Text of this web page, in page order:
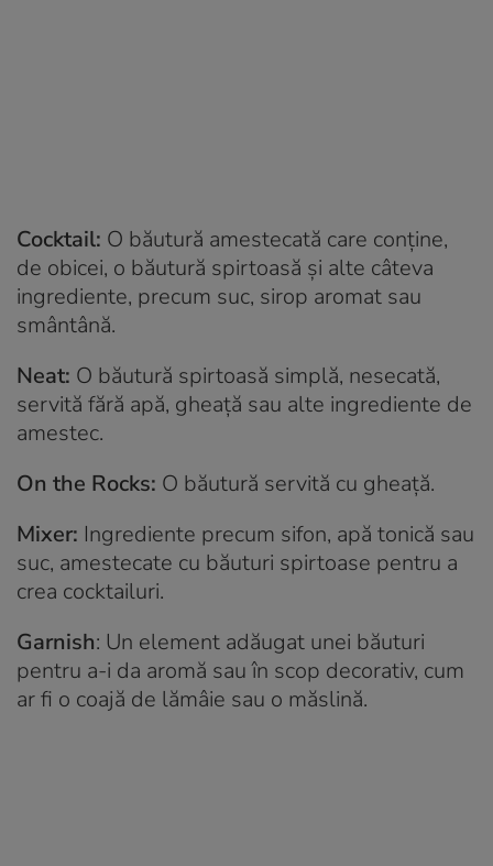
Cocktail: O băutură amestecată care conține,
de obicei, o băutură spirtoasă și alte câteva
ingrediente, precum suc, sirop aromat sau
smântână.
Neat: O băutură spirtoasă simplă, nesecată,
servită fără apă, gheață sau alte ingrediente de
amestec.
On the Rocks: O băutură servită cu gheață.
Mixer: Ingrediente precum sifon, apă tonică sau
suc, amestecate cu băuturi spirtoase pentru a
crea cocktailuri.
Garnish: Un element adăugat unei băuturi
pentru a-i da aromă sau în scop decorativ, cum
ar fi o coajă de lămâie sau o măslină.